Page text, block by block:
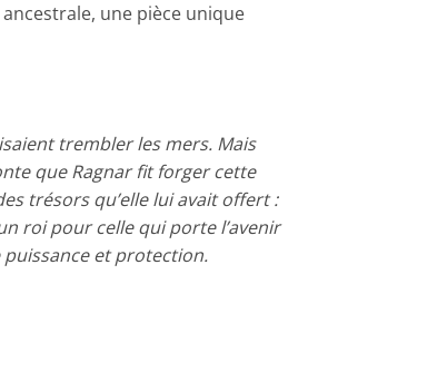
une pièce unique
trembler les mers. Mais
que Ragnar fit forger cette
trésors qu’elle lui avait offert :
roi pour celle qui porte l’avenir
puissance et protection.